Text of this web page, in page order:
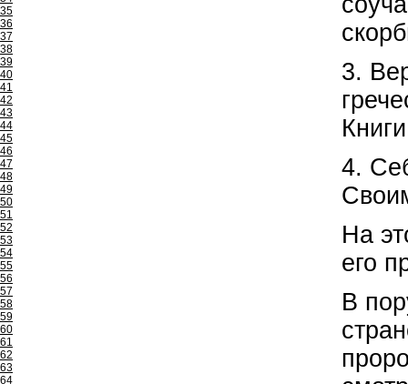
35
36
37
38
39
40
41
42
43
44
45
46
47
48
49
50
51
52
53
54
55
56
57
58
59
60
61
62
63
64
3.
4.
На
его
В